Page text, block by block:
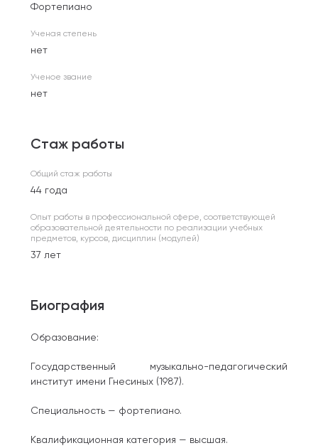
Фортепиано
Ученая степень
нет
Ученое звание
нет
Стаж работы
Общий стаж работы
44 года
Опыт работы в профессиональной сфере, соответствующей
образовательной деятельности по реализации учебных
предметов, курсов, дисциплин (модулей)
37 лет
Биография
Образование:
Государственный музыкально-педагогический
институт имени Гнесиных (1987).
Специальность — фортепиано.
Квалификационная категория — высшая.